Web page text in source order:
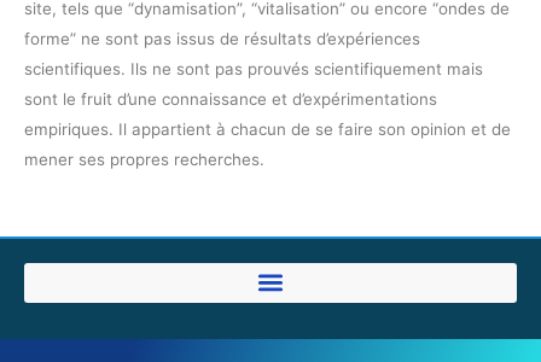
site, tels que “dynamisation”, “vitalisation” ou encore “ondes de
forme” ne sont pas issus de résultats d’expériences
scientifiques. Ils ne sont pas prouvés scientifiquement mais
sont le fruit d’une connaissance et d’expérimentations
empiriques. Il appartient à chacun de se faire son opinion et de
mener ses propres recherches.